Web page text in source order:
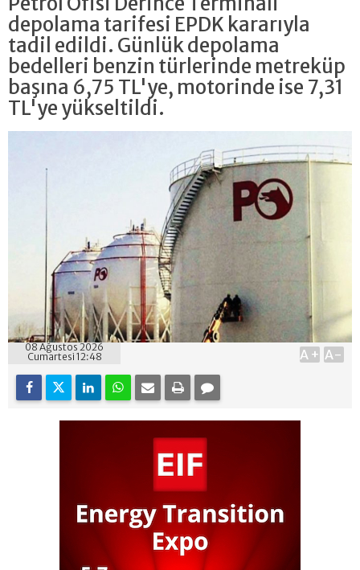
depolama tarifesi EPDK kararıyla
tadil edildi. Günlük depolama
bedelleri benzin türlerinde metreküp
başına 6,75 TL'ye, motorinde ise 7,31
TL'ye yükseltildi.
08 Ağustos 2026
Cumartesi 12:48
A+ A-